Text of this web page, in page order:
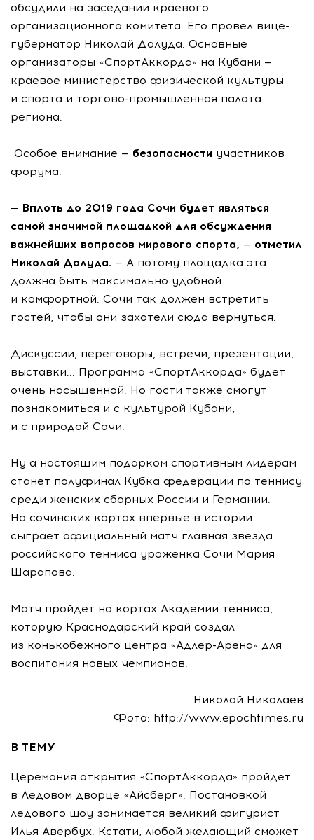
обсудили на заседании краевого
организационного комитета. Его провел вице-
губернатор Николай Долуда. Основные
организаторы «СпортАккорда» на Кубани —
краевое министерство физической культуры
и спорта и торгово-промышленная палата
региона.
Особое внимание — безопасности участников
форума.
— Вплоть до 2019 года Сочи будет являться
самой значимой площадкой для обсуждения
важнейших вопросов мирового спорта, — отметил
Николай Долуда. — А потому площадка эта
должна быть максимально удобной
и комфортной. Сочи так должен встретить
гостей, чтобы они захотели сюда вернуться.
Дискуссии, переговоры, встречи, презентации,
выставки... Программа «СпортАккорда» будет
очень насыщенной. Но гости также смогут
познакомиться и с культурой Кубани,
и с природой Сочи.
Ну а настоящим подарком спортивным лидерам
станет полуфинал Кубка федерации по теннису
среди женских сборных России и Германии.
На сочинских кортах впервые в истории
сыграет официальный матч главная звезда
российского тенниса уроженка Сочи Мария
Шарапова.
Матч пройдет на кортах Академии тенниса,
которую Краснодарский край создал
из конькобежного центра «Адлер-Арена» для
воспитания новых чемпионов.
Николай Николаев
Фото: http://www.epochtimes.ru
В ТЕМУ
Церемония открытия «СпортАккорда» пройдет
в Ледовом дворце «Айсберг». Постановкой
ледового шоу занимается великий фигурист
Илья Авербух. Кстати, любой желающий сможет